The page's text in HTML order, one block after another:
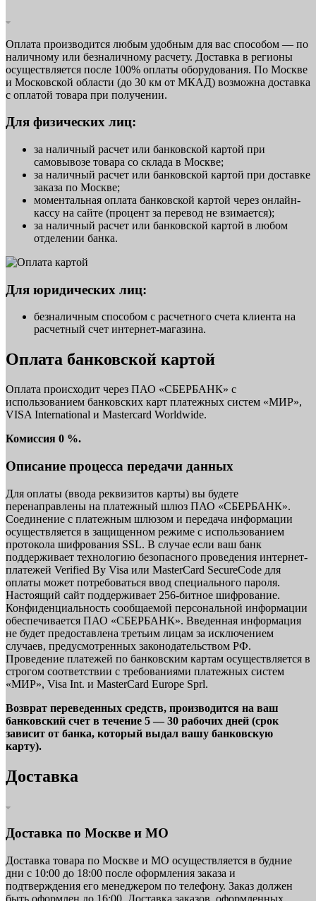
Оплата производится любым удобным для вас способом — по
наличному или безналичному расчету. Доставка в регионы
осуществляется после 100% оплаты оборудования. По Москве
и Московской области (до 30 км от МКАД) возможна доставка
с оплатой товара при получении.
Для физических лиц:
за наличный расчет или банковской картой при
самовывозе товара со склада в Москве;
за наличный расчет или банковской картой при доставке
заказа по Москве;
моментальная оплата банковской картой через онлайн-
кассу на сайте (процент за перевод не взимается);
за наличный расчет или банковской картой в любом
отделении банка.
Для юридических лиц:
безналичным способом с расчетного счета клиента на
расчетный счет интернет-магазина.
Оплата банковской картой
Оплата происходит через ПАО «СБЕРБАНК» с
использованием банковских карт платежных систем «МИР»,
VISA International и Mastercard Worldwide.
Комиссия 0 %.
Описание процесса передачи данных
Для оплаты (ввода реквизитов карты) вы будете
перенаправлены на платежный шлюз ПАО «СБЕРБАНК».
Соединение с платежным шлюзом и передача информации
осуществляется в защищенном режиме с использованием
протокола шифрования SSL. В случае если ваш банк
поддерживает технологию безопасного проведения интернет-
платежей Verified By Visa или MasterCard SecureCode для
оплаты может потребоваться ввод специального пароля.
Настоящий сайт поддерживает 256-битное шифрование.
Конфиденциальность сообщаемой персональной информации
обеспечивается ПАО «СБЕРБАНК». Введенная информация
не будет предоставлена третьим лицам за исключением
случаев, предусмотренных законодательством РФ.
Проведение платежей по банковским картам осуществляется в
строгом соответствии с требованиями платежных систем
«МИР», Visa Int. и MasterCard Europe Sprl.
Возврат переведенных средств, производится на ваш
банковский счет в течение 5 — 30 рабочих дней (срок
зависит от банка, который выдал вашу банковскую
карту).
Доставка
Доставка по Москве и МО
Доставка товара по Москве и МО осуществляется в будние
дни с 10:00 до 18:00 после оформления заказа и
подтверждения его менеджером по телефону. Заказ должен
быть оформлен до 16:00. Доставка заказов, оформленных